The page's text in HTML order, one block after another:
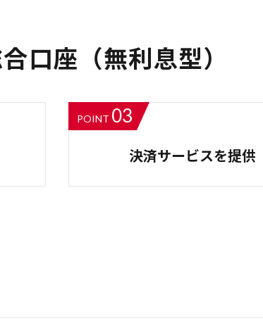
口座（無利息型）
POINT 03
決済サービスを提供